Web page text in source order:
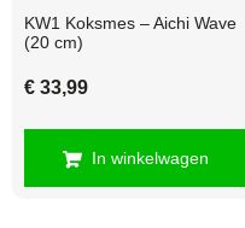
KW1 Koksmes – Aichi Wave
(20 cm)
€ 33,99
In winkelwagen